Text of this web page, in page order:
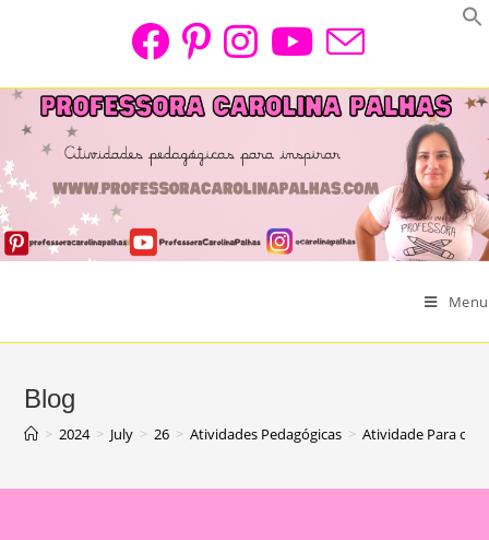
Menu
Blog
> 2024 > July > 26 > Atividades Pedagógicas > Atividade Para o